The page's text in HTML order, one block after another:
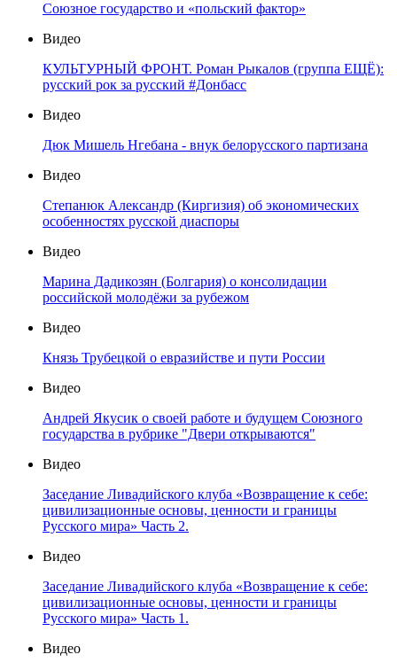
Союзное государство и «польский фактор»
Видео
КУЛЬТУРНЫЙ ФРОНТ. Роман Рыкалов (группа ЕЩЁ):
русский рок за русский #Донбасс
Видео
Дюк Мишель Нгебана - внук белорусского партизана
Видео
Степанюк Александр (Киргизия) об экономических
особенностях русской диаспоры
Видео
Марина Дадикозян (Болгария) о консолидации
российской молодёжи за рубежом
Видео
Князь Трубецкой о евразийстве и пути России
Видео
Андрей Якусик о своей работе и будущем Союзного
государства в рубрике "Двери открываются"
Видео
Заседание Ливадийского клуба «Возвращение к себе:
цивилизационные основы, ценности и границы
Русского мира» Часть 2.
Видео
Заседание Ливадийского клуба «Возвращение к себе:
цивилизационные основы, ценности и границы
Русского мира» Часть 1.
Видео